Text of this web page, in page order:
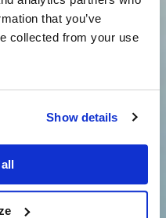
that you’ve
collected from your use
Show details